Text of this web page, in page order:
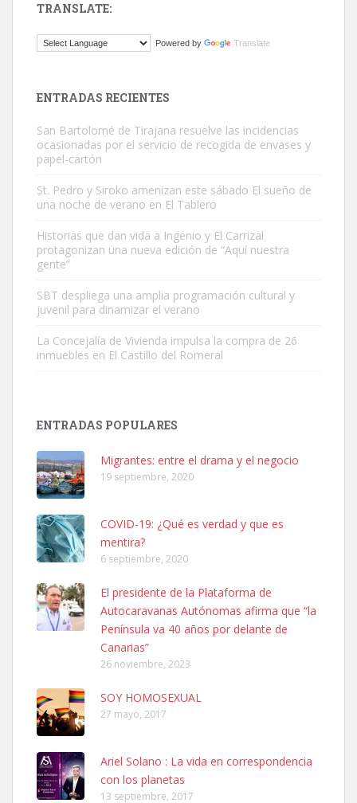
El ayuntamiento se va a llevar a Los Gatos callejeros de la zona los
Este gato macho ha aparecido en la calle hace menos de un mes,
es muy manso y extremadamente cari...
Leales.org » Gran Canaria
Leales.org » Gran Canaria
SHIBA PERDIDO AVDA JOSE MESA Y LOPEZ
PERRO MACHO RAZA SHIBA CON MICROCHIP PERDIDO HOY
06/07/2025 ZONA MESA Y LOPEZ. ES MUY ASUSTADIZO
Leales.org » Gran Canaria
6.7.2025
Ninfa perdida
El día 5 se los perdió una ninfa papillera, asustada tiene miedo a la
TRANSLATE:
Powered by Translate
ENTRADAS RECIENTES
San Bartolomé de Tirajana resuelve las incidencias
ocasionadas por el servicio de recogida de envases y
papel-cartón
St. Pedro y Siroko amenizan este sábado El sueño de
una noche de verano en El Tablero
Historias que dan vida a Ingenio y El Carrizal
protagonizan una nueva edición de “Aquí nuestra
gente”
SBT despliega una amplia programación cultural y
juvenil para dinamizar el verano
La Concejalía de Vivienda impulsa la compra de 26
inmuebles en El Castillo del Romeral
ENTRADAS POPULARES
Migrantes: entre el drama y el negocio
19 septiembre, 2020
COVID-19: ¿Qué es verdad y que es
mentira?
6 septiembre, 2020
El presidente de la Plataforma de
Autocaravanas Autónomas afirma que “la
Península va 40 años por delante de
Canarias”
26 noviembre, 2023
SOY HOMOSEXUAL
27 mayo, 2017
Ariel Solano : La vida en correspondencia
con los planetas
13 septiembre, 2017